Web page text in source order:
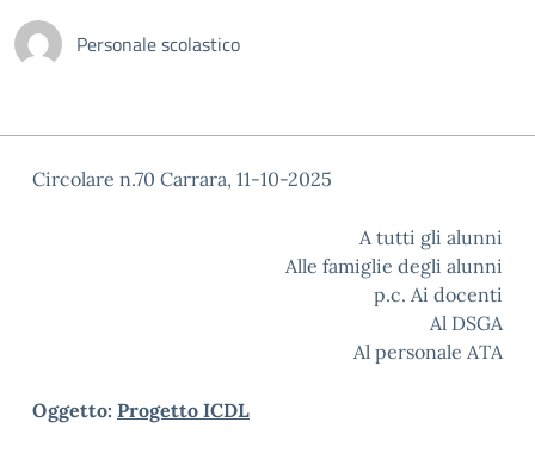
Personale scolastico
Circolare n.70 Carrara, 11-10-2025
A tutti gli alunni
Alle famiglie degli alunni
p.c. Ai docenti
Al DSGA
Al personale ATA
Oggetto: Progetto ICDL